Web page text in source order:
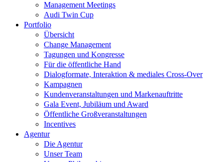
Management Meetings
Audi Twin Cup
Portfolio
Übersicht
Change Management
Tagungen und Kongresse
Für die öffentliche Hand
Dialogformate, Interaktion & mediales Cross-Over
Kampagnen
Kundenveranstaltungen und Markenauftritte
Gala Event, Jubiläum und Award
Öffentliche Großveranstaltungen
Incentives
Agentur
Die Agentur
Unser Team